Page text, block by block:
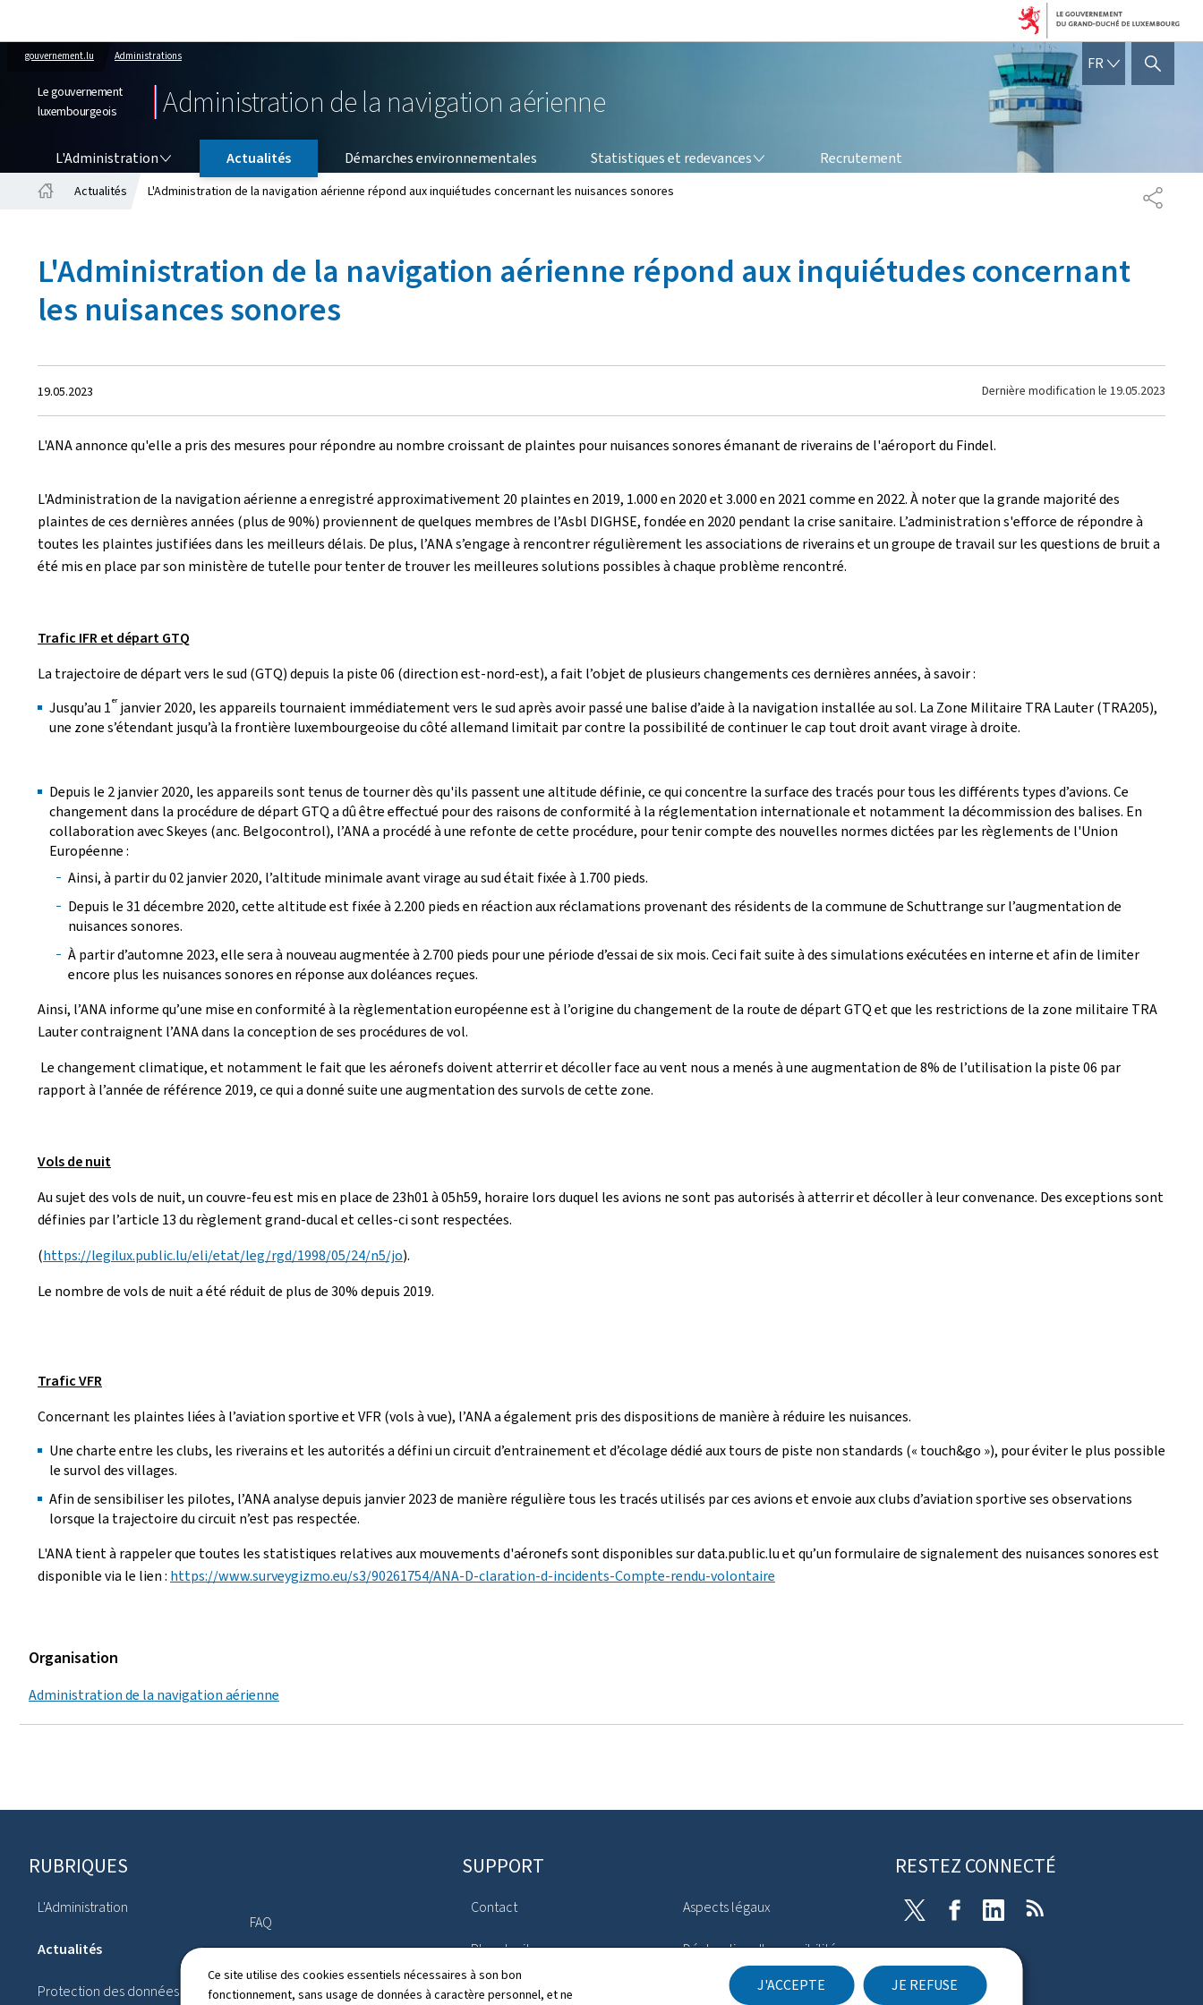
Ce site utilise des cookies essentiels nécessaires à son bon
fonctionnement, sans usage de données à caractère personnel, et ne
J'ACCEPTE JE REFUSE
gouvernement.lu Administrations
Le gouvernement
luxembourgeois
Administration de la navigation aérienne
FR FRANÇAIS
AFFICHER / MASQUER
L'Administration Actualités Démarches environnementales Statistiques et redevances
Recrutement
Actualités L'Administration de la navigation aérienne répond aux inquiétudes concernant les nuisances sonores
L'Administration de la navigation aérienne répond aux inquiétudes concernant
les nuisances sonores
Crée
le
19.05.2023 Dernière modification le 19.05.2023
L'ANA annonce qu'elle a pris des mesures pour répondre au nombre croissant de plaintes pour nuisances sonores émanant de riverains de l'aéroport du Findel.
L'Administration de la navigation aérienne a enregistré approximativement 20 plaintes en 2019, 1.000 en 2020 et 3.000 en 2021 comme en 2022. À noter que la grande majorité des
plaintes de ces dernières années (plus de 90%) proviennent de quelques membres de l’Asbl DIGHSE, fondée en 2020 pendant la crise sanitaire. L’administration s'efforce de répondre à
toutes les plaintes justifiées dans les meilleurs délais. De plus, l’ANA s’engage à rencontrer régulièrement les associations de riverains et un groupe de travail sur les questions de bruit a
été mis en place par son ministère de tutelle pour tenter de trouver les meilleures solutions possibles à chaque problème rencontré.
Trafic IFR et départ GTQ
La trajectoire de départ vers le sud (GTQ) depuis la piste 06 (direction est-nord-est), a fait l’objet de plusieurs changements ces dernières années, à savoir :
Jusqu’au 1er janvier 2020, les appareils tournaient immédiatement vers le sud après avoir passé une balise d’aide à la navigation installée au sol. La Zone Militaire TRA Lauter (TRA205),
une zone s’étendant jusqu’à la frontière luxembourgeoise du côté allemand limitait par contre la possibilité de continuer le cap tout droit avant virage à droite.
Depuis le 2 janvier 2020, les appareils sont tenus de tourner dès qu'ils passent une altitude définie, ce qui concentre la surface des tracés pour tous les différents types d’avions. Ce
changement dans la procédure de départ GTQ a dû être effectué pour des raisons de conformité à la réglementation internationale et notamment la décommission des balises. En
collaboration avec Skeyes (anc. Belgocontrol), l’ANA a procédé à une refonte de cette procédure, pour tenir compte des nouvelles normes dictées par les règlements de l'Union
Européenne :
Ainsi, à partir du 02 janvier 2020, l’altitude minimale avant virage au sud était fixée à 1.700 pieds.
Depuis le 31 décembre 2020, cette altitude est fixée à 2.200 pieds en réaction aux réclamations provenant des résidents de la commune de Schuttrange sur l’augmentation de
nuisances sonores.
À partir d’automne 2023, elle sera à nouveau augmentée à 2.700 pieds pour une période d’essai de six mois. Ceci fait suite à des simulations exécutées en interne et afin de limiter
encore plus les nuisances sonores en réponse aux doléances reçues.
Ainsi, l’ANA informe qu’une mise en conformité à la règlementation européenne est à l’origine du changement de la route de départ GTQ et que les restrictions de la zone militaire TRA
Lauter contraignent l’ANA dans la conception de ses procédures de vol.
Le changement climatique, et notamment le fait que les aéronefs doivent atterrir et décoller face au vent nous a menés à une augmentation de 8% de l’utilisation la piste 06 par
rapport à l’année de référence 2019, ce qui a donné suite une augmentation des survols de cette zone.
Vols de nuit
Au sujet des vols de nuit, un couvre-feu est mis en place de 23h01 à 05h59, horaire lors duquel les avions ne sont pas autorisés à atterrir et décoller à leur convenance. Des exceptions sont
définies par l’article 13 du règlement grand-ducal et celles-ci sont respectées.
(https://legilux.public.lu/eli/etat/leg/rgd/1998/05/24/n5/jo).
Le nombre de vols de nuit a été réduit de plus de 30% depuis 2019.
Trafic VFR
Concernant les plaintes liées à l’aviation sportive et VFR (vols à vue), l’ANA a également pris des dispositions de manière à réduire les nuisances.
Une charte entre les clubs, les riverains et les autorités a défini un circuit d’entrainement et d’écolage dédié aux tours de piste non standards (« touch&go »), pour éviter le plus possible
le survol des villages.
Afin de sensibiliser les pilotes, l’ANA analyse depuis janvier 2023 de manière régulière tous les tracés utilisés par ces avions et envoie aux clubs d’aviation sportive ses observations
lorsque la trajectoire du circuit n’est pas respectée.
L'ANA tient à rappeler que toutes les statistiques relatives aux mouvements d'aéronefs sont disponibles sur data.public.lu et qu’un formulaire de signalement des nuisances sonores est
disponible via le lien : https://www.surveygizmo.eu/s3/90261754/ANA-D-claration-d-incidents-Compte-rendu-volontaire
Organisation
Administration de la navigation aérienne
Pied
de
RUBRIQUES
L'Administration
Actualités
Protection des données
FAQ
SUPPORT
Contact
Plan du site
À propos du site
Aspects légaux
Déclaration d'accessibilité
Gestion des cookies
RESTEZ CONNECTÉ
Twitter FacebookLinkedIn